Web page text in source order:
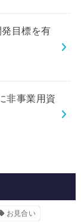
発目標を有
非事業用資
お見合い